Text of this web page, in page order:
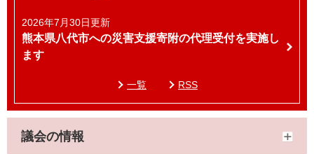
2026年7月30日更新
熊本県八代市への災害支援寄附の代理受付を実施し
ます
一覧 RSS
議会の情報